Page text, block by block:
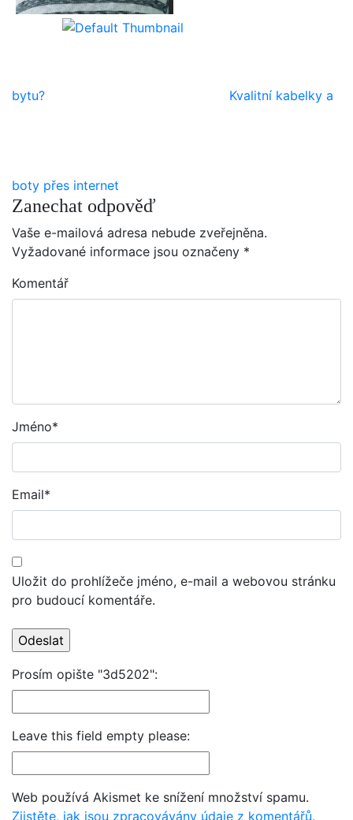
bytu? Kvalitní kabelky a
boty přes internet
Zanechat odpověď
Vaše e-mailová adresa nebude zveřejněna.
Vyžadované informace jsou označeny *
Komentář
Jméno*
Email*
Uložit do prohlížeče jméno, e-mail a webovou stránku
pro budoucí komentáře.
Prosím opište "3d5202":
Leave this field empty please:
Web používá Akismet ke snížení množství spamu.
Zjistěte, jak jsou zpracovávány údaje z komentářů.